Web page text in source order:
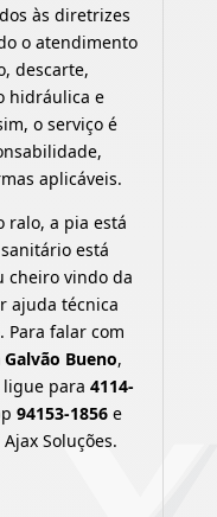
às diretrizes
o atendimento
descarte,
hidráulica e
o serviço é
aplicáveis.
ralo, a pia está
está
cheiro vindo da
ajuda técnica
Para falar com
Bueno,
ligue para 4114-
94153-1856 e
Soluções.